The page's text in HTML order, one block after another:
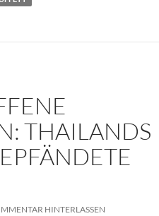
THAILANDS
HINTERLASSEN